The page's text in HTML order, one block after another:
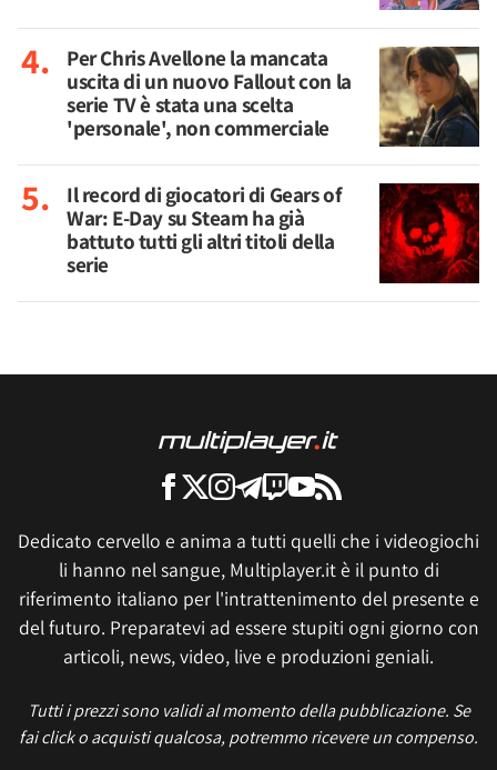
Per Chris Avellone la mancata
uscita di un nuovo Fallout con la
serie TV è stata una scelta
'personale', non commerciale
Il record di giocatori di Gears of
War: E-Day su Steam ha già
battuto tutti gli altri titoli della
serie
Dedicato cervello e anima a tutti quelli che i videogiochi
li hanno nel sangue, Multiplayer.it è il punto di
riferimento italiano per l'intrattenimento del presente e
del futuro. Preparatevi ad essere stupiti ogni giorno con
articoli, news, video, live e produzioni geniali.
Tutti i prezzi sono validi al momento della pubblicazione. Se
fai click o acquisti qualcosa, potremmo ricevere un compenso.